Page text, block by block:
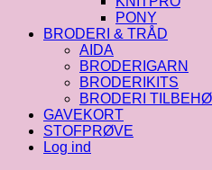
PONY
BRODERI & TRÅD
AIDA
BRODERIGARN
BRODERIKITS
BRODERI
GAVEKORT
STOFPRØVE
Log ind